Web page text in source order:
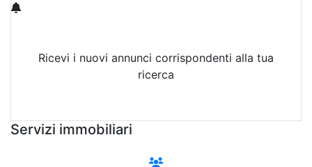
Ricevi i nuovi annunci corrispondenti alla tua
ricerca
Servizi immobiliari